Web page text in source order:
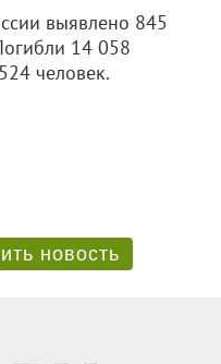
выявлено 845
14 058
524 человек.
новость